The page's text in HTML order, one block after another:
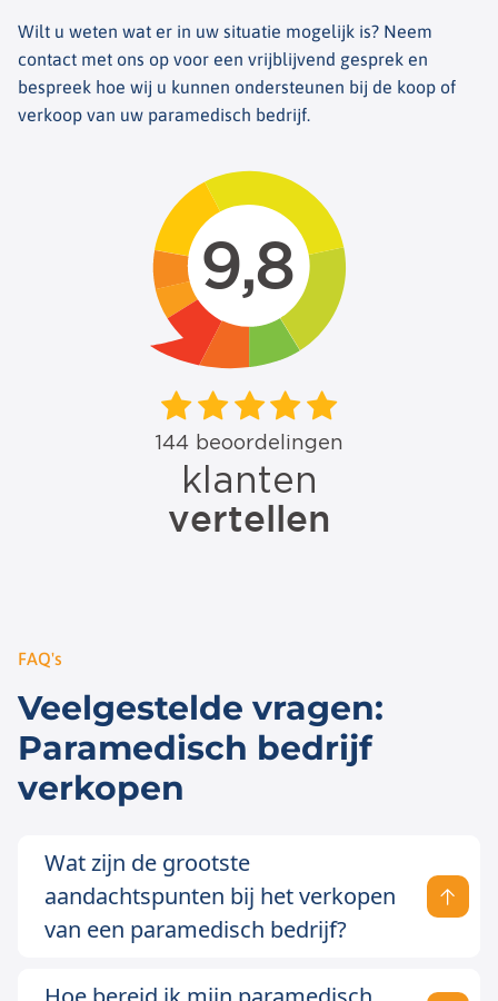
Wilt u weten wat er in uw situatie mogelijk is? Neem
contact met ons op voor een vrijblijvend gesprek en
bespreek hoe wij u kunnen ondersteunen bij de koop of
verkoop van uw paramedisch bedrijf.
FAQ's
Veelgestelde vragen:
Paramedisch bedrijf
verkopen
Wat zijn de grootste
aandachtspunten bij het verkopen
van een paramedisch bedrijf?